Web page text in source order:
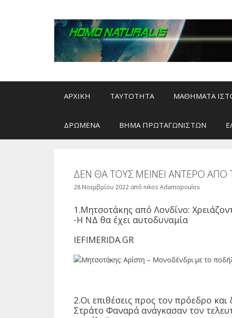
ΑΡΧΙΚΗ ΤΑΥΤΟΤΗΤΑ ΜΑΘΗΜΑΤΑ
ΔΡΩΜΕΝΑ ΒΗΜΑ ΠΡΩΤΑΓΩΝΙΣΤΩΝ
ΔΕΝ ΘΑ ΤΟΥΣ ΜΕΙΝΕΙ ΑΝΤΕΡΟ ΑΠΟ
28 Νοεμβρίου 2022 από nikos Adamopoulos
1.Μητσοτάκης από Λονδίνο:
-Η ΝΔ θα έχει αυτοδυναμία
IEFIMERIDA.GR
2.Οι επιθέσεις προς τον πρόεδρο
Στράτο Φαναρά ανάγκασαν τον